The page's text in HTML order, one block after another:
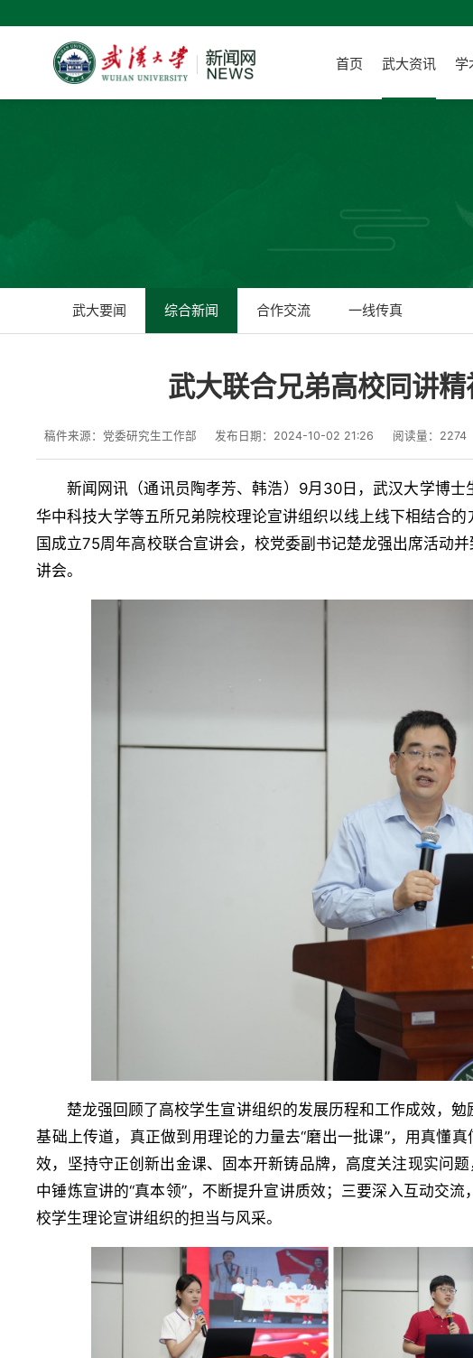
首页 武大资讯 学
武大要闻 综合新闻 合作交流 一线传真
武大联合兄弟高校同讲
稿件来源：党委研究生工作部 发布日期：2024-10-02 21:26 阅读量： 2274
新闻网讯（通讯员陶孝芳、韩浩）9月30日，武汉大学博士
华中科技大学等五所兄弟院校理论宣讲组织以线上线下相结合
国成立75周年高校联合宣讲会，校党委副书记楚龙强出席活动
讲会。
楚龙强回顾了高校学生宣讲组织的发展历程和工作成效，
基础上传道，真正做到用理论的力量去“磨出一批课”，用真懂
效，坚持守正创新出金课、固本开新铸品牌，高度关注现实问
中锤炼宣讲的“真本领”，不断提升宣讲质效；三要深入互动交
校学生理论宣讲组织的担当与风采。